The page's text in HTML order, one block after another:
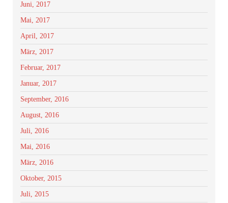
Juni, 2017
Mai, 2017
April, 2017
März, 2017
Februar, 2017
Januar, 2017
September, 2016
August, 2016
Juli, 2016
Mai, 2016
März, 2016
Oktober, 2015
Juli, 2015